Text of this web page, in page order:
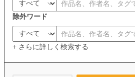
除外ワード
+ さらに詳しく検索する